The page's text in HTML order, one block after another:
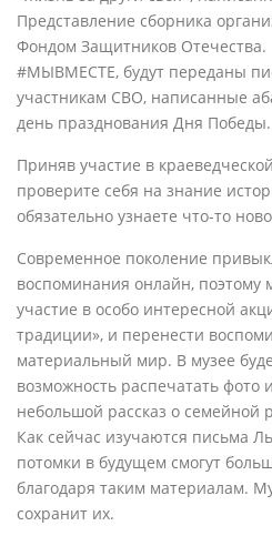
Представление сборника
Фондом Защитников
#МЫВМЕСТЕ, будут переданы
участникам СВО, написанные
день празднования Дня Победы.
Приняв участие в
проверите себя на знание
обязательно узнаете что-то
Современное поколение
воспоминания онлайн, поэтому
участие в особо интересной
традиции», и перенести
материальный мир. В музее
возможность распечатать фото
небольшой рассказ о семейной
Как сейчас изучаются письма
потомки в будущем смогут
благодаря таким материалам.
сохранит их.